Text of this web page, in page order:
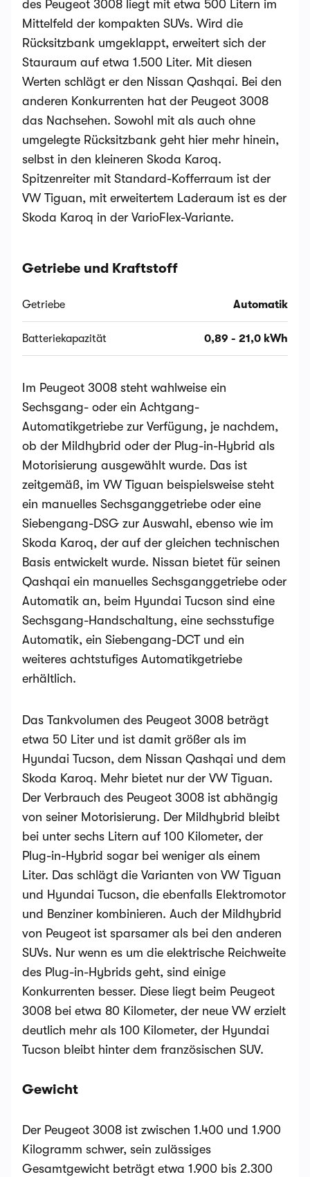
des Peugeot 3008 liegt mit etwa 500 Litern im
Mittelfeld der kompakten SUVs. Wird die
Rücksitzbank umgeklappt, erweitert sich der
Stauraum auf etwa 1.500 Liter. Mit diesen
Werten schlägt er den Nissan Qashqai. Bei den
anderen Konkurrenten hat der Peugeot 3008
das Nachsehen. Sowohl mit als auch ohne
umgelegte Rücksitzbank geht hier mehr hinein,
selbst in den kleineren Skoda Karoq.
Spitzenreiter mit Standard-Kofferraum ist der
VW Tiguan, mit erweitertem Laderaum ist es der
Skoda Karoq in der VarioFlex-Variante.
Getriebe und Kraftstoff
Getriebe Automatik
Batteriekapazität 0,89 - 21,0 kWh
Im Peugeot 3008 steht wahlweise ein
Sechsgang- oder ein Achtgang-
Automatikgetriebe zur Verfügung, je nachdem,
ob der Mildhybrid oder der Plug-in-Hybrid als
Motorisierung ausgewählt wurde. Das ist
zeitgemäß, im VW Tiguan beispielsweise steht
ein manuelles Sechsganggetriebe oder eine
Siebengang-DSG zur Auswahl, ebenso wie im
Skoda Karoq, der auf der gleichen technischen
Basis entwickelt wurde. Nissan bietet für seinen
Qashqai ein manuelles Sechsganggetriebe oder
Automatik an, beim Hyundai Tucson sind eine
Sechsgang-Handschaltung, eine sechsstufige
Automatik, ein Siebengang-DCT und ein
weiteres achtstufiges Automatikgetriebe
erhältlich.
Das Tankvolumen des Peugeot 3008 beträgt
etwa 50 Liter und ist damit größer als im
Hyundai Tucson, dem Nissan Qashqai und dem
Skoda Karoq. Mehr bietet nur der VW Tiguan.
Der Verbrauch des Peugeot 3008 ist abhängig
von seiner Motorisierung. Der Mildhybrid bleibt
bei unter sechs Litern auf 100 Kilometer, der
Plug-in-Hybrid sogar bei weniger als einem
Liter. Das schlägt die Varianten von VW Tiguan
und Hyundai Tucson, die ebenfalls Elektromotor
und Benziner kombinieren. Auch der Mildhybrid
von Peugeot ist sparsamer als bei den anderen
SUVs. Nur wenn es um die elektrische Reichweite
des Plug-in-Hybrids geht, sind einige
Konkurrenten besser. Diese liegt beim Peugeot
3008 bei etwa 80 Kilometer, der neue VW erzielt
deutlich mehr als 100 Kilometer, der Hyundai
Tucson bleibt hinter dem französischen SUV.
Gewicht
Der Peugeot 3008 ist zwischen 1.400 und 1.900
Kilogramm schwer, sein zulässiges
Gesamtgewicht beträgt etwa 1.900 bis 2.300